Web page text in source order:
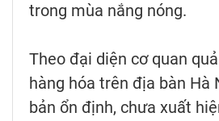
trong mùa nắng nóng.
Theo đại diện cơ quan
hàng hóa trên địa bàn Hà
bản ổn định, chưa xuất